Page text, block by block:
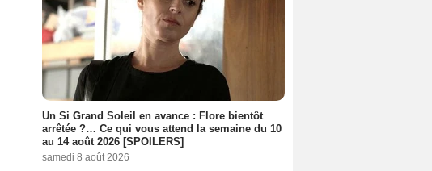
Un Si Grand Soleil en avance : Flore bientôt
arrêtée ?… Ce qui vous attend la semaine du 10
au 14 août 2026 [SPOILERS]
samedi 8 août 2026